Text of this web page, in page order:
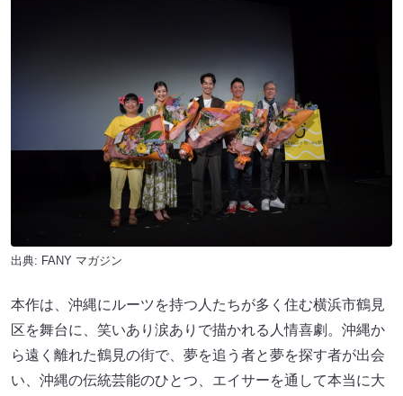
出典: FANY マガジン
本作は、沖縄にルーツを持つ人たちが多く住む横浜市鶴見
区を舞台に、笑いあり涙ありで描かれる人情喜劇。沖縄か
ら遠く離れた鶴見の街で、夢を追う者と夢を探す者が出会
い、沖縄の伝統芸能のひとつ、エイサーを通して本当に大